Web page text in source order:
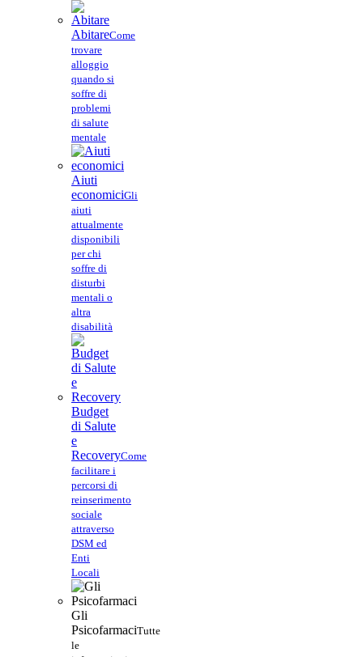
AbitareCome
trovare
alloggio
quando si
soffre di
problemi
di salute
mentale
Aiuti
economiciGli
aiuti
attualmente
disponibili
per chi
soffre di
disturbi
mentali o
altra
disabilità
Budget
di Salute
e
RecoveryCome
facilitare i
percorsi di
reinserimento
sociale
attraverso
DSM ed
Enti
Locali
Gli
PsicofarmaciTutte
le